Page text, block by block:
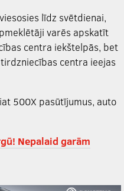
līdz svētdienai,
varēs apskatīt
centra iekštelpās, bet
centra ieejas
500X pasūtījumus, auto
Nepalaid garām